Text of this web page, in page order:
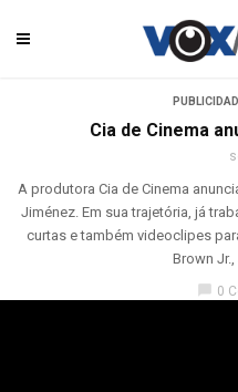
Cia de Cinema
A produtora Cia de Cinema
Jiménez. Em sua trajetória, já
curtas e também videoclipes
Brown
chat_bubble 0